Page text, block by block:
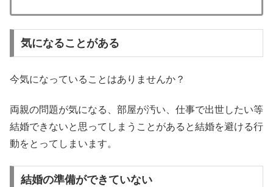
気になることがある
今気になっていることはありませんか？
両親の問題が気になる、部屋が汚い、仕事で出世したい等
結婚できないと思ってしまうことがあると結婚を避ける行
動をとってしまいます。
結婚の準備ができていない